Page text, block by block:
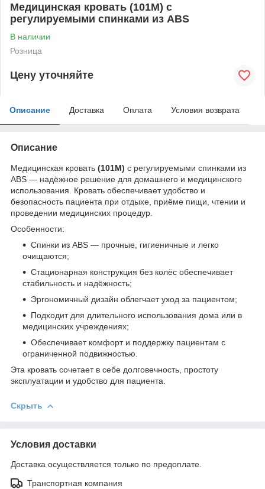
Медицинская кровать (101M) с
регулируемыми спинками из ABS
В наличии
Розница
Цену уточняйте
Описание Доставка Оплата Условия возврата
Описание
Медицинская кровать (101M) с регулируемыми спинками из
ABS — надёжное решение для домашнего и медицинского
использования. Кровать обеспечивает удобство и
безопасность пациента при отдыхе, приёме пищи, чтении и
проведении медицинских процедур.
Особенности:
Спинки из ABS — прочные, гигиеничные и легко
очищаются;
Стационарная конструкция без колёс обеспечивает
стабильность и надёжность;
Эргономичный дизайн облегчает уход за пациентом;
Подходит для длительного использования дома или в
медицинских учреждениях;
Обеспечивает комфорт и поддержку пациентам с
ограниченной подвижностью.
Эта кровать сочетает в себе долговечность, простоту
эксплуатации и удобство для пациента.
Скрыть
Условия доставки
Доставка осуществляется только по предоплате.
Транспортная компания